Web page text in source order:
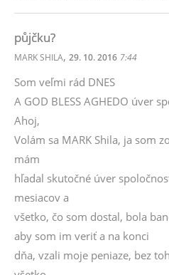
půjčku?
MARK SHILA, 29. 10. 2016 7:44
Som veľmi rád DNES
A GOD BLESS AGHEDO úver
Ahoj,
Volám sa MARK Shila, ja som
mám
hľadal skutočné úver
mesiacov a
všetko, čo som dostal, bola
aby som im veriť a na konci
dňa, vzali moje peniaze, bez